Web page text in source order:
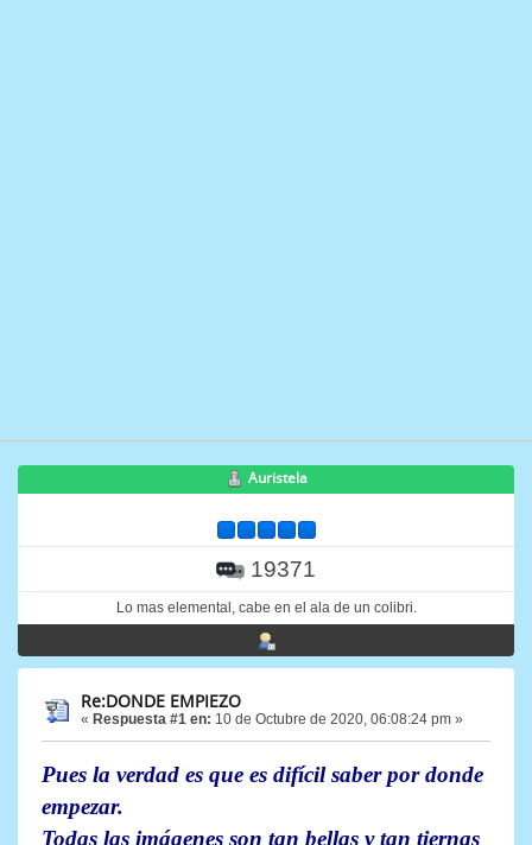
Auristela
19371
Lo mas elemental, cabe en el ala de un colibri.
Re:DONDE EMPIEZO
« Respuesta #1 en: 10 de Octubre de 2020, 06:08:24 pm »
Pues la verdad es que es difícil saber por donde
empezar.
Todas las imágenes son tan bellas y tan tiernas